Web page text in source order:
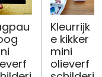
Kleurrijk
e kikker
mini
olieverf